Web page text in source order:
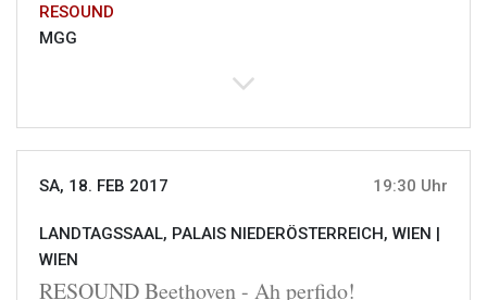
RESOUND
MGG
SA, 18. FEB 2017 19:30 Uhr
LANDTAGSSAAL, PALAIS NIEDERÖSTERREICH, WIEN |
WIEN
RESOUND Beethoven - Ah perfido!